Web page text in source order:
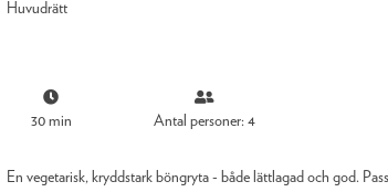
Huvudrätt
30 min Antal personer: 4
En vegetarisk, kryddstark böngryta - både lättlagad och god.